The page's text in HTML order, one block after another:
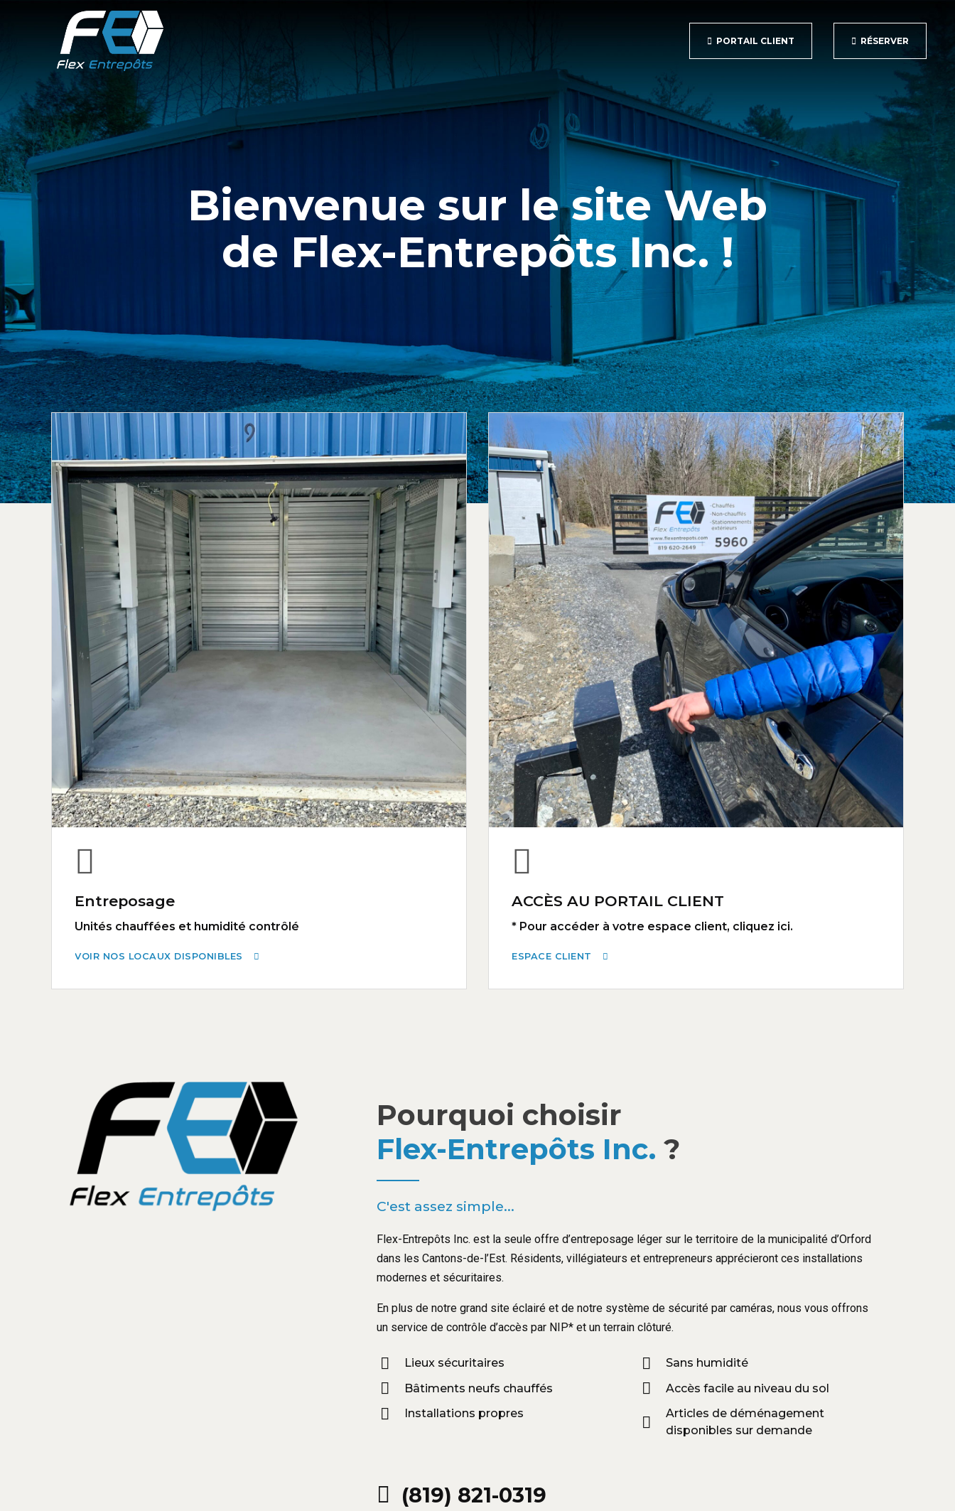
PORTAIL CLIENT RÉSERVER
Bienvenue sur le site Web
de Flex-Entrepôts Inc. !
Entreposage
Unités chauffées et humidité contrôlé
VOIR NOS LOCAUX DISPONIBLES
ACCÈS AU PORTAIL CLIENT
* Pour accéder à votre espace client, cliquez ici.
ESPACE CLIENT
Pourquoi choisir
Flex-Entrepôts Inc. ?
C'est assez simple...
Flex-Entrepôts Inc. est la seule offre d’entreposage léger sur le territoire de la municipalité d’Orford
dans les Cantons-de-l’Est. Résidents, villégiateurs et entrepreneurs apprécieront ces installations
modernes et sécuritaires.
En plus de notre grand site éclairé et de notre système de sécurité par caméras, nous vous offrons
un service de contrôle d’accès par NIP* et un terrain clôturé.
Lieux sécuritaires
Bâtiments neufs chauffés
Installations propres
Sans humidité
Accès facile au niveau du sol
Articles de déménagement
disponibles sur demande
(819) 821-0319